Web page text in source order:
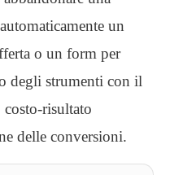
un
o un form per
degli strumenti con il
risultato
delle conversioni.